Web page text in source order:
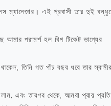
ম্যানেজার। এই প্রবাসী তার দুই
পরামর্শ হল বিগ টিকেট ভাগ্যের
তিনি গত পাঁচ বছর ধরে তার স্বামীর
এবং তারপর থেকে, আমরা প্রায় প্রতি